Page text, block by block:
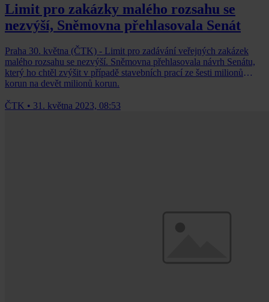
Limit pro zakázky malého rozsahu se
nezvýší, Sněmovna přehlasovala Senát
Praha 30. května (ČTK) - Limit pro zadávání veřejných zakázek
malého rozsahu se nezvýší. Sněmovna přehlasovala návrh Senátu,
který ho chtěl zvýšit v případě stavebních prací ze šesti milionů
korun na devět milionů korun.
ČTK • 31. května 2023, 08:53